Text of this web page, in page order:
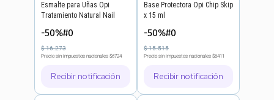
Esmalte para Uñas Opi
Tratamiento Natural Nail
-50%#0
$16.273
Precio sin impuestos nacionales $6724
Recibir notificación
Base Protectora Opi Chip Skip
x 15 ml
-50%#0
$15.515
Precio sin impuestos nacionales $6411
Recibir notificación